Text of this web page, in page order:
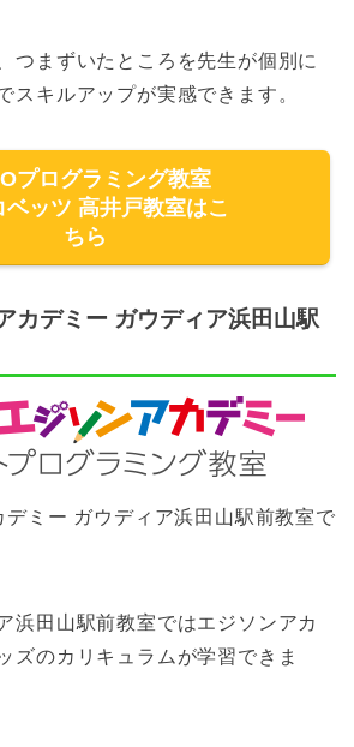
つまずいたところを先生が個別に
スキルアップが実感できます。
プログラミング教室
ベッツ 高井戸教室はこ
ちら
カデミー ガウディア浜田山駅
ミー ガウディア浜田山駅前教室で
浜田山駅前教室ではエジソンアカ
ズのカリキュラムが学習できま